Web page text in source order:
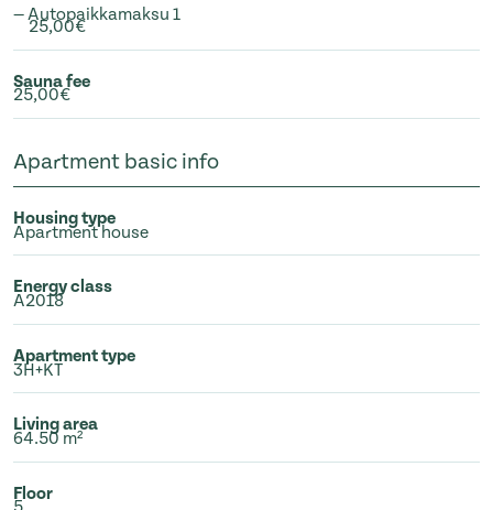
— Autopaikkamaksu 1
25,00€
Sauna fee
25,00€
Apartment basic info
Housing type
Apartment house
Energy class
A2018
Apartment type
3H+KT
Living area
64.50 m²
Floor